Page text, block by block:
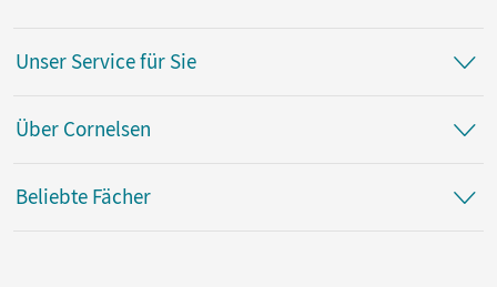
Unser Service für Sie
Über Cornelsen
Beliebte Fächer